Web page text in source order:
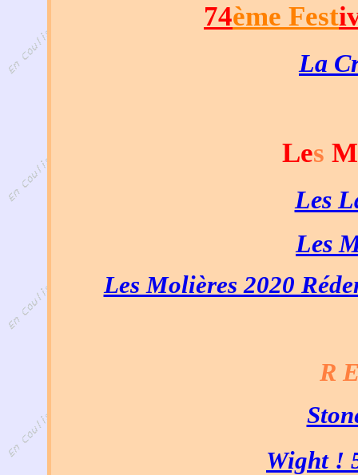
74ème Fest
La
Les
Les
Les
Les Molières 2020
R
Wight !